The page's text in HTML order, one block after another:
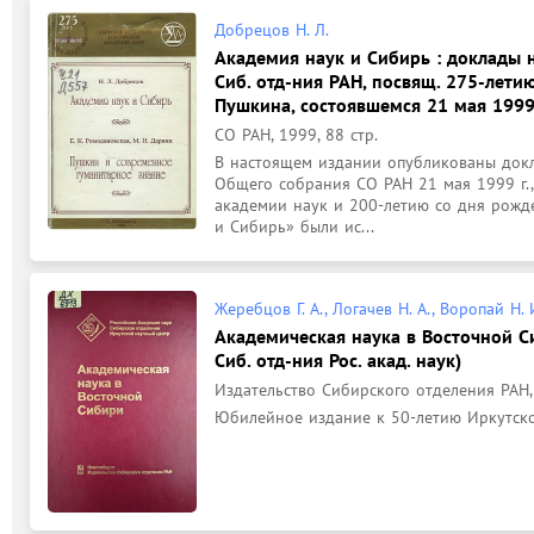
Добрецов Н. Л.
Академия наук и Сибирь : доклады
Сиб. отд-ния РАН, посвящ. 275-
Пушкина, состоявшемся 21 мая
СО РАН, 1999, 88 стр.
В настоящем издании опубликованы
Общего собрания СО РАН 21 мая 1999
академии наук и 200-летию со дня
и Сибирь» были ис...
Жеребцов Г. А., Логачев Н. А., Воропай Н.
Академическая наука в Восточной
Сиб. отд-ния Рос. акад. наук)
Издательство Сибирского отделения
Юбилейное издание к 50-летию